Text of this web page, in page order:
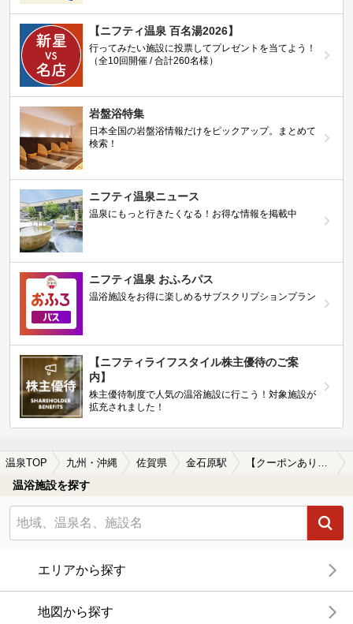
【ニフティ温泉 百名湯2026】
行ってみたい施設に投票してプレゼントを当てよう！
（全10回開催 / 合計260名様）
岩盤浴特集
日本全国の岩盤浴情報だけをピックアップ。まとめて
検索！
ニフティ温泉ニュース
温泉にもっと行きたくなる！お得な情報を掲載中
ニフティ温泉 おふろパス
温浴施設をお得に楽しめるサブスクリプションプラン
【ニフティライフスタイル株主優待のご案
内】
株主優待制度で人気の温浴施設に行こう！対象施設が
拡充されました！
温泉TOP 九州・沖縄 佐賀県 金石原駅 【クーポンあり】金石原駅近くの温泉宿・温泉旅館・ホテルおすすめ(2026年版)
温浴施設を探す
エリアから探す
地図から探す